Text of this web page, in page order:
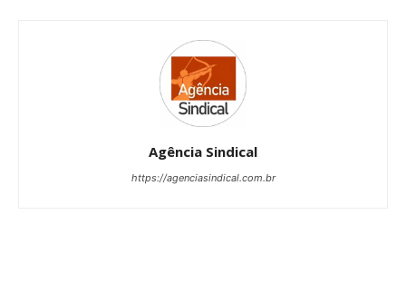
Agência Sindical
https://agenciasindical.com.br